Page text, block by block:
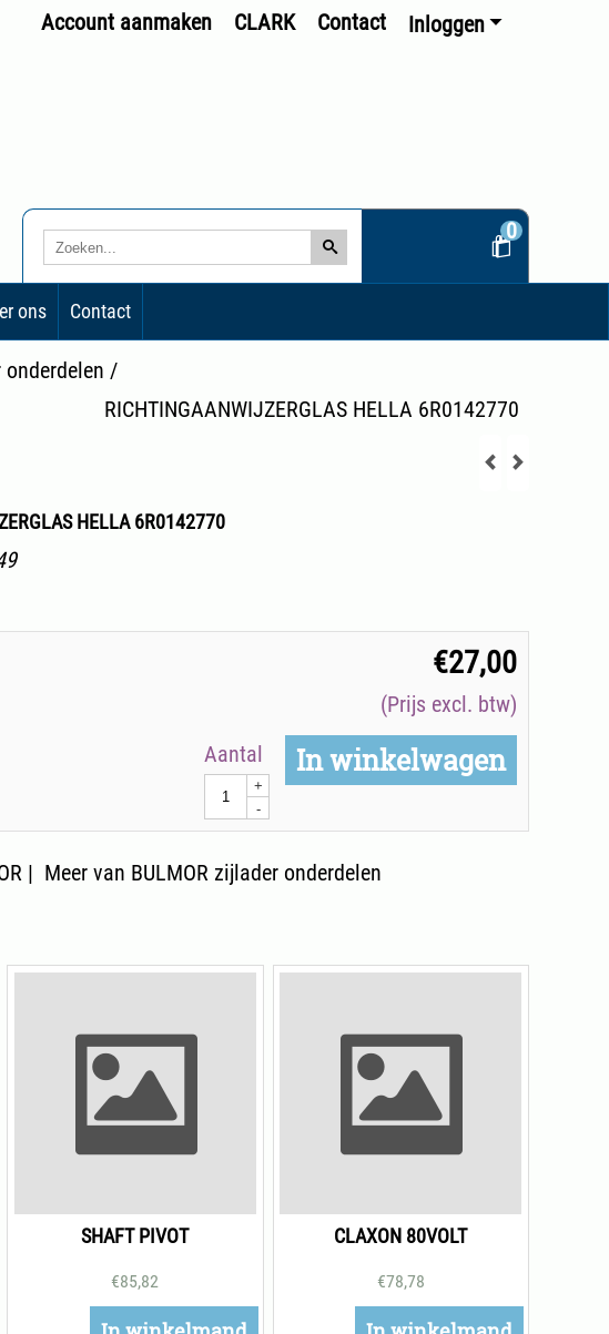
Inloggen
Account aanmaken CLARK Contact
0
ons Contact
onderdelen /
RICHTINGAANWIJZERGLAS HELLA 6R0142770
HELLA 6R0142770
€27,00
(Prijs excl. btw)
Aantal
+
-
In winkelwagen
| Meer van BULMOR zijlader onderdelen
SHAFT PIVOT
€85,82
CLAXON 80VOLT
€78,78